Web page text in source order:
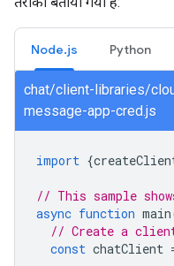
Node.js Python
chat/client-libraries/
message-app-cred.js
import {
// This sample
async function main
// Create a
const chatClient